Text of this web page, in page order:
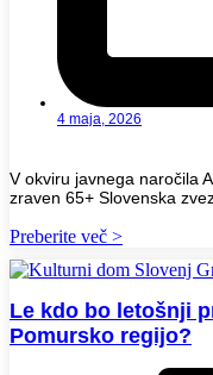
4 maja, 2026
V okviru javnega naročila
zraven 65+ Slovenska
Preberite več >
Le kdo bo letošnji
Pomursko regijo?